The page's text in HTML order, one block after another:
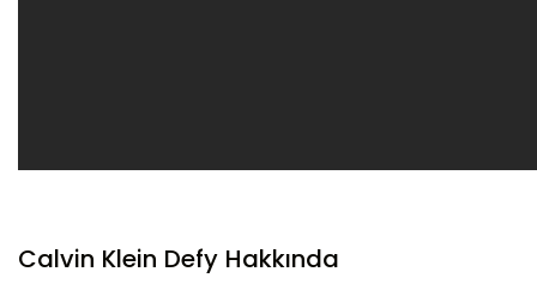
Calvin Klein Defy Hakkında